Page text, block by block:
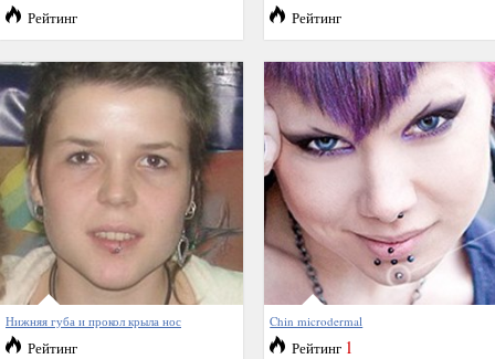
Рейтинг Рейтинг
Нижняя губа и прокол крыла нос
Рейтинг
Chin microdermal
Рейтинг 1